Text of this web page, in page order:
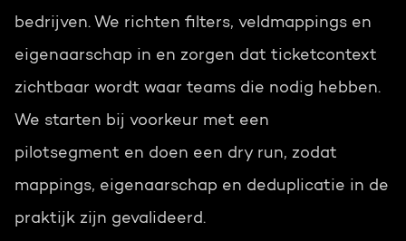
bedrijven. We richten filters, veldmappings en
eigenaarschap in en zorgen dat ticketcontext
zichtbaar wordt waar teams die nodig hebben.
We starten bij voorkeur met een
pilotsegment en doen een dry run, zodat
mappings, eigenaarschap en deduplicatie in de
praktijk zijn gevalideerd.